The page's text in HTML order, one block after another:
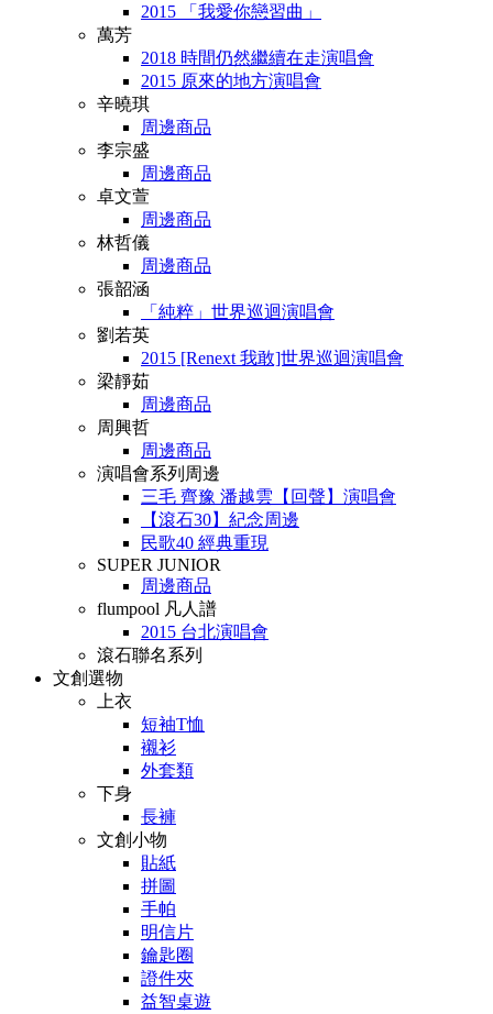
2015 「我愛你戀習曲」
萬芳
2018 時間仍然繼續在走演唱會
2015 原來的地方演唱會
辛曉琪
周邊商品
李宗盛
周邊商品
卓文萱
周邊商品
林哲儀
周邊商品
張韶涵
「純粹」世界巡迴演唱會
劉若英
2015 [Renext 我敢]世界巡迴演唱會
梁靜茹
周邊商品
周興哲
周邊商品
演唱會系列周邊
三毛 齊豫 潘越雲【回聲】演唱會
【滾石30】紀念周邊
民歌40 經典重現
SUPER JUNIOR
周邊商品
flumpool 凡人譜
2015 台北演唱會
滾石聯名系列
文創選物
上衣
短袖T恤
襯衫
外套類
下身
長褲
文創小物
貼紙
拼圖
手帕
明信片
鑰匙圈
證件夾
益智桌遊